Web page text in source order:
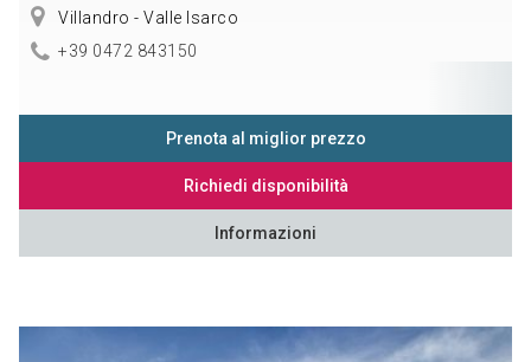
Villandro - Valle Isarco
+39 0472 843150
Prenota al miglior prezzo
Richiedi disponibilità
Informazioni